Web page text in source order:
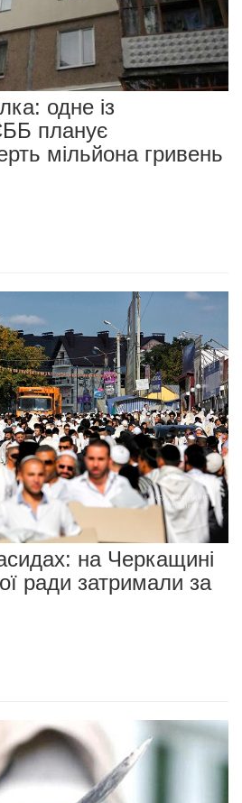
одне із
планує
мільйона гривень
на Черкащині
ради затримали за